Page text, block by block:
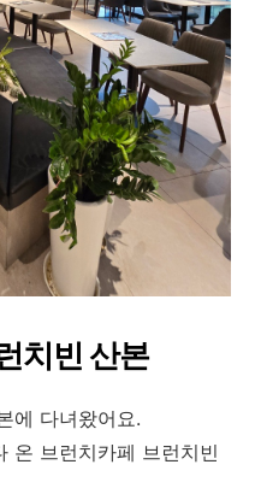
치빈 산본
에 다녀왔어요.
온 브런치카페 브런치빈